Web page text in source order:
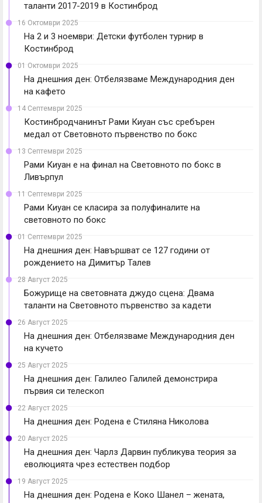
таланти 2017-2019 в Костинброд
16 Октомври 2025
На 2 и 3 ноември: Детски футболен турнир в
Костинброд
01 Октомври 2025
На днешния ден: Отбелязваме Международния ден
на кафето
14 Септември 2025
Костинбродчанинът Рами Киуан със сребърен
медал от Световното първенство по бокс
13 Септември 2025
Рами Киуан е на финал на Световното по бокс в
Ливърпул
11 Септември 2025
Рами Киуан се класира за полуфиналите на
световното по бокс
01 Септември 2025
На днешния ден: Навършват се 127 години от
рождението на Димитър Талев
28 Август 2025
Божурище на световната джудо сцена: Двама
таланти на Световното първенство за кадети
26 Август 2025
На днешния ден: Отбелязваме Международния ден
на кучето
25 Август 2025
На днешния ден: Галилео Галилей демонстрира
първия си телескоп
22 Август 2025
На днешния ден: Родена е Стиляна Николова
20 Август 2025
На днешния ден: Чарлз Дарвин публикува теория за
еволюцията чрез естествен подбор
19 Август 2025
На днешния ден: Родена е Коко Шанел – жената,